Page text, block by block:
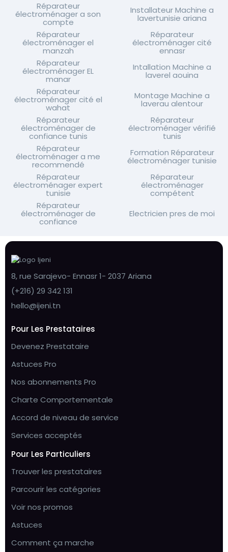
Réparateur
électroménager a son
compte
Installateur Machine a
lavertunisie ariana
Réparateur
électroménager el
manzah
Réparateur
électroménager cité
ennasr
Réparateur
électroménager EL
manar
Intallation Machine a
laverel aouina
Réparateur
électroménager cité el
wahat
Montage Machine a
laverau alentour
Réparateur
électroménager de
confiance tunis
Réparateur
électroménager vérifié
tunis
Réparateur
électroménager a me
recommendé
Formation Réparateur
électroménager tunisie
Réparateur
électroménager expert
tunisie
Réparateur
électroménager
compétent
Réparateur
électroménager de
confiance
Electricien pres de moi
8, rue Sarajevo- Ennasr 1- 2037 Ariana
(+216) 29 342 131
hello@ijeni.tn
Pour Les Prestataires
Devenez Prestataire
Astuces Pro
Nos abonnements Pro
Charte Comportementale
Accord de niveau de service
Services acceptés
Pour Les Particuliers
Trouver les prestataires
Parcourir les catégories
Voir nos promos
Astuces
Comment ça marche